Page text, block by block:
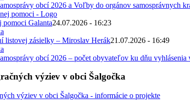
obcí 2026 a Voľby do orgánov samosprávnych
pomoci Galanta24.07.2026 - 16:23
listovej zásielky – Miroslav Herák21.07.2026 - 16:49
obcí 2026 – počet obyvateľov ku dňu vyhlásenia
výziev v obci Šalgočka